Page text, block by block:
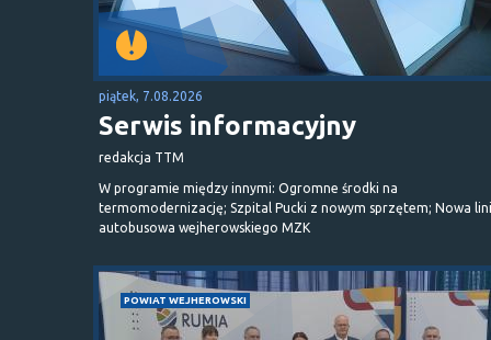
piątek, 7.08.2026
Serwis informacyjny
redakcja TTM
W programie między innymi: Ogromne środki na
termomodernizację; Szpital Pucki z nowym sprzętem; Nowa
autobusowa wejherowskiego MZK
POWIAT WEJHEROWSKI